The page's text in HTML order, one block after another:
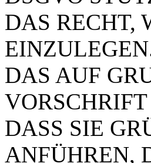
DAS RECHT,
DAS AUF
DASS SIE
ANFÜHREN,